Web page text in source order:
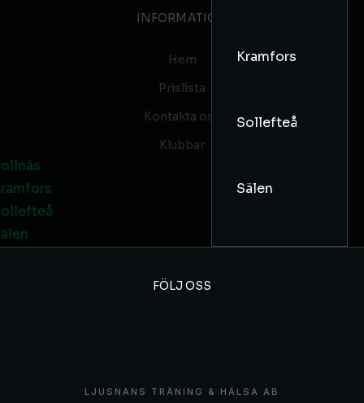
Kramfors
Sollefteå
Sälen
INFORMATION
Hem
Prislista
Kontakta oss
Klubbar
FÖLJ OSS
LJUSNANS TRÄNING & HÄLSA AB